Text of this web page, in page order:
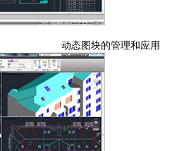
动态图块的管理和应用